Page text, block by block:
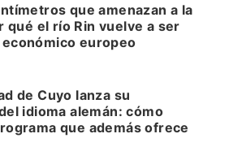
que amenazan a la
qué el río Rin vuelve a ser
europeo
de Cuyo lanza su
idioma alemán: cómo
que además ofrece